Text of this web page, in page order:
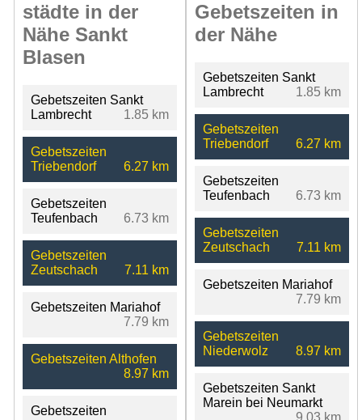
städte in der
Nähe Sankt
Blasen
Gebetszeiten Sankt
Lambrecht
1.85 km
Gebetszeiten
Triebendorf
6.27 km
Gebetszeiten
Teufenbach
6.73 km
Gebetszeiten
Zeutschach
7.11 km
Gebetszeiten Mariahof
7.79 km
Gebetszeiten Althofen
8.97 km
Gebetszeiten
Gebetszeiten in
der Nähe
Gebetszeiten Sankt
Lambrecht
1.85 km
Gebetszeiten
Triebendorf
6.27 km
Gebetszeiten
Teufenbach
6.73 km
Gebetszeiten
Zeutschach
7.11 km
Gebetszeiten Mariahof
7.79 km
Gebetszeiten
Niederwolz
8.97 km
Gebetszeiten Sankt
Marein bei Neumarkt